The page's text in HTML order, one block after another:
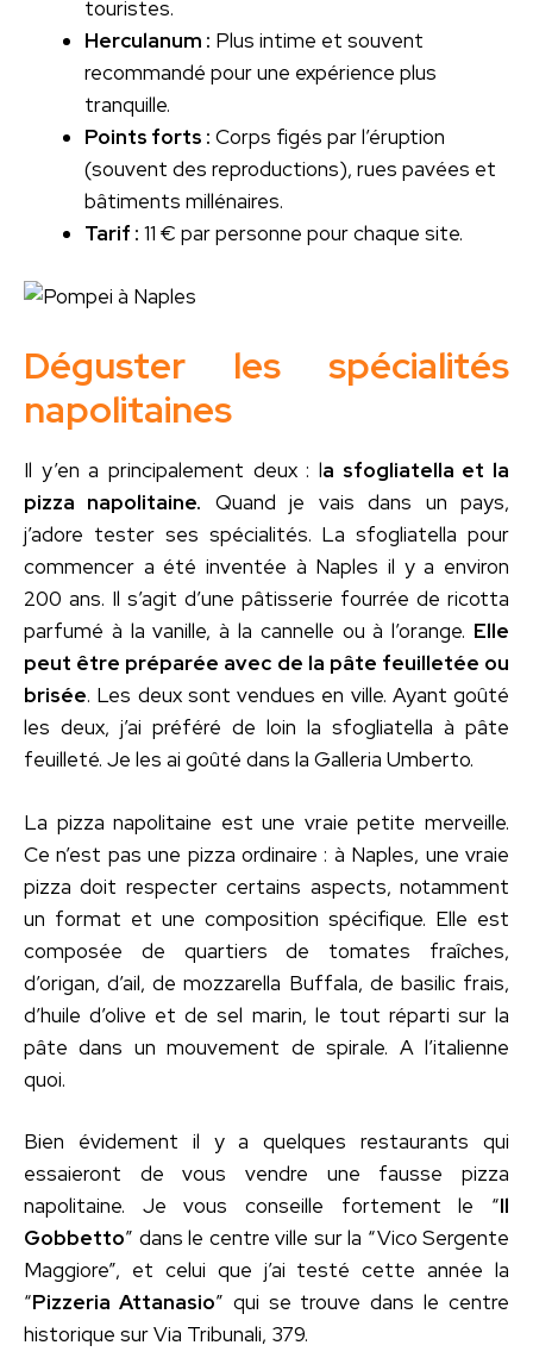
touristes.
Herculanum : Plus intime et souvent
recommandé pour une expérience plus
tranquille.
Points forts : Corps figés par l’éruption
(souvent des reproductions), rues pavées et
bâtiments millénaires.
Tarif : 11 € par personne pour chaque site.
Déguster les spécialités
napolitaines
Il y’en a principalement deux : la sfogliatella et la
pizza napolitaine. Quand je vais dans un pays,
j’adore tester ses spécialités. La sfogliatella pour
commencer a été inventée à Naples il y a environ
200 ans. Il s’agit d’une pâtisserie fourrée de ricotta
parfumé à la vanille, à la cannelle ou à l’orange. Elle
peut être préparée avec de la pâte feuilletée ou
brisée. Les deux sont vendues en ville. Ayant goûté
les deux, j’ai préféré de loin la sfogliatella à pâte
feuilleté. Je les ai goûté dans la Galleria Umberto.
La pizza napolitaine est une vraie petite merveille.
Ce n’est pas une pizza ordinaire : à Naples, une vraie
pizza doit respecter certains aspects, notamment
un format et une composition spécifique. Elle est
composée de quartiers de tomates fraîches,
d’origan, d’ail, de mozzarella Buffala, de basilic frais,
d’huile d’olive et de sel marin, le tout réparti sur la
pâte dans un mouvement de spirale. A l’italienne
quoi.
Bien évidement il y a quelques restaurants qui
essaieront de vous vendre une fausse pizza
napolitaine. Je vous conseille fortement le “Il
Gobbetto” dans le centre ville sur la “Vico Sergente
Maggiore”, et celui que j’ai testé cette année la
“Pizzeria Attanasio” qui se trouve dans le centre
historique sur Via Tribunali, 379.